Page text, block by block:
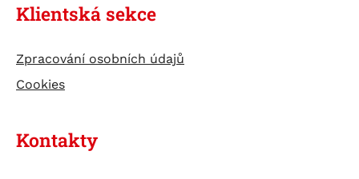
Klientská sekce
Zpracování osobních údajů
Cookies
Kontakty